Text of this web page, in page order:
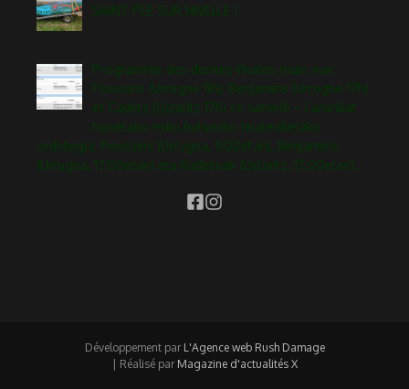
SAINT PEE SUR NIVELLE !
Programme des demies-finales main nue
Poussins (Urrugne 11h), Benjamins (Urrugne 17h)
et Cadets (Ustaritz 17h) ce samedi – Larunbat
honetako esku hutsezko finalerdietako
ordutegia: Poussins (Urrugna, 11:00etan), Benjamins
(Urrugna, 17:00etan) eta Kadeteak (Ustaritz, 17:00etan).
Développement par L'Agence web Rush Damage
| Réalisé par Magazine d'actualités X